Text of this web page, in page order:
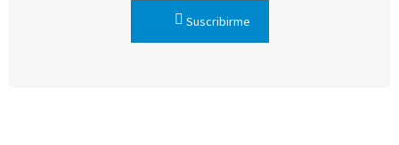
Suscribirme